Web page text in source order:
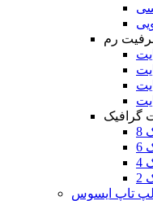
رم
گرافیک
لپ تاپ ایسوس